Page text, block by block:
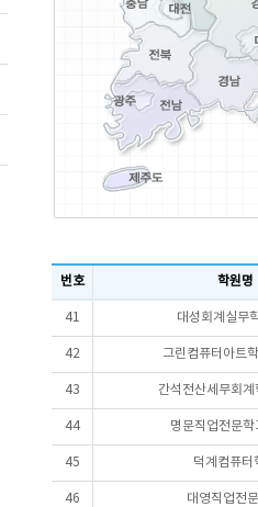
번호 학원명
41 대성회계실무
42 그린컴퓨터아트
43 간석전산세무회
44 명문직업전문
45 덕계컴퓨터
46 대영직업전